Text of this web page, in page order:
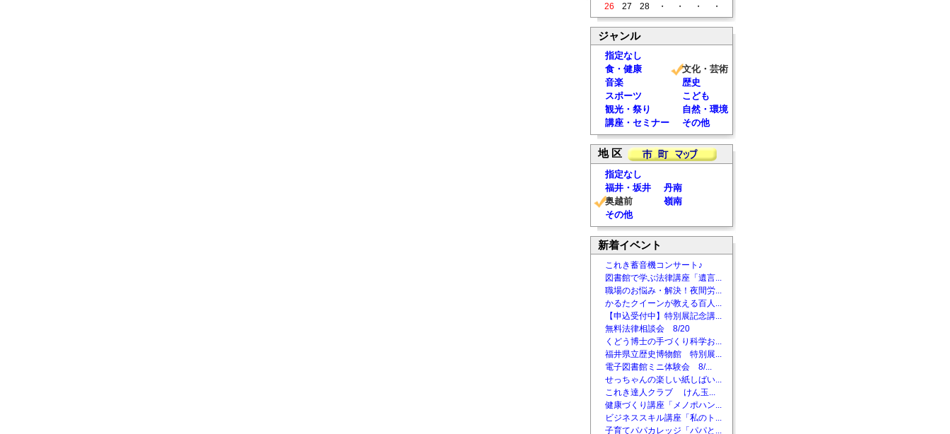
26
27 28 ・ ・ ・ ・
ジャンル
指定なし
食・健康
文化・芸術
音楽
歴史
スポーツ
こども
観光・祭り
自然・環境
講座・セミナー
その他
地 区
指定なし
福井・坂井
丹南
奥越前
嶺南
その他
新着イベント
これき蓄音機コンサート♪
図書館で学ぶ法律講座「遺言...
職場のお悩み・解決！夜間労...
かるたクイーンが教える百人...
【申込受付中】特別展記念講...
無料法律相談会 8/20
くどう博士の手づくり科学お...
福井県立歴史博物館 特別展...
電子図書館ミニ体験会 8/...
せっちゃんの楽しい紙しばい...
これき達人クラブ けん玉...
健康づくり講座「メノポハン...
ビジネススキル講座「私のト...
子育てパパカレッジ「パパと...